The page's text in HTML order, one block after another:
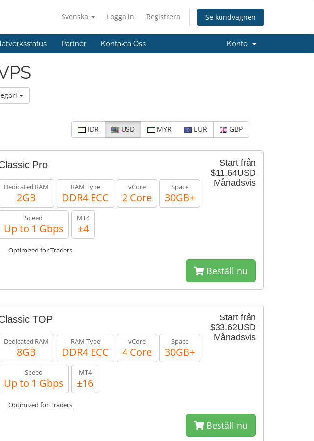
Svenska Logga in Registrera Se kundvagnen
Partner Kontakta Oss Konto
IDR USD MYR EUR GBP
Start från
$11.64USD
Månadsvis
Pro
Dedicated RAM
2GB
RAM Type
DDR4 ECC
vCore
2 Core
Space
30GB+
Speed
Up to 1 Gbps
MT4
±4
Optimized for Traders
Beställ nu
Start från
$33.62USD
Månadsvis
TOP
Dedicated RAM
8GB
RAM Type
DDR4 ECC
vCore
4 Core
Space
30GB+
Speed
Up to 1 Gbps
MT4
±16
Optimized for Traders
Beställ nu